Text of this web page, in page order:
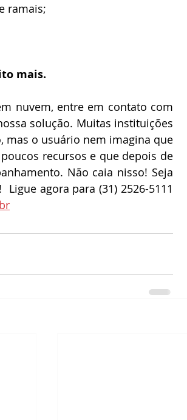
ramais;
mais.
nuvem, entre em contato com
solução. Muitas instituições
o usuário nem imagina que
recursos e que depois de
Não caia nisso! Seja
agora para (31) 2526-5111